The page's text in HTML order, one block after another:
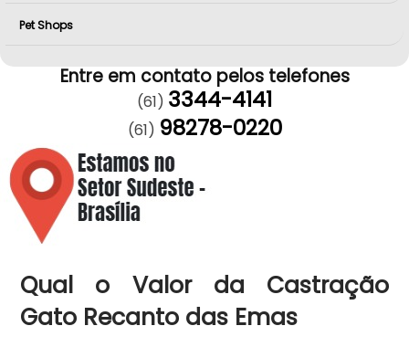
Pet Shops
Entre em contato pelos telefones
(61) 3344-4141
(61) 98278-0220
Qual o Valor da Castração
Gato Recanto das Emas